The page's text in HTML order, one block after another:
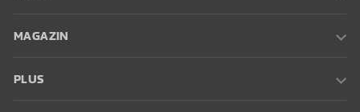
MAGAZIN
PLUS